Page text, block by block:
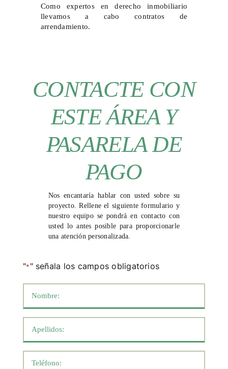
Como expertos en derecho inmobiliario
llevamos a cabo contratos de
arrendamiento.
CONTACTE CON
ESTE ÁREA Y
PASARELA DE
PAGO
Nos encantaría hablar con usted sobre su
proyecto. Rellene el siguiente formulario y
nuestro equipo se pondrá en contacto con
usted lo antes posible para proporcionarle
una atención personalizada.
"*" señala los campos obligatorios